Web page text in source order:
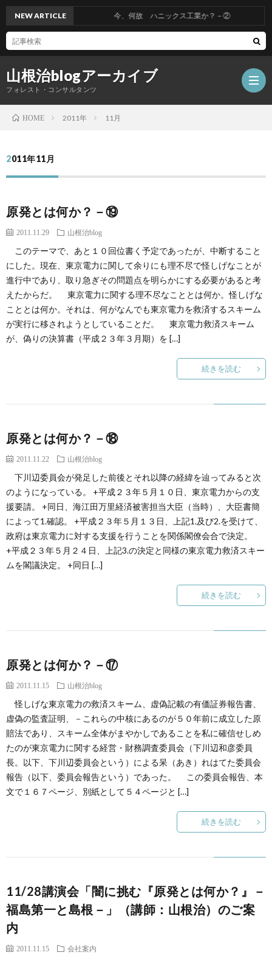
山根治blogアーカイブ
フォレスト・コンサルタンツ
冤
創
る
根
治
blog
会
社
案
NEW ARTICLE 今、何故 ハニックス工業か？－②
HOME 2011年 11月
2011年11月
原発とは何か？－⑲
2011.11.29 山根治blog
このテーマで、あと１０回位書く予定であったが、中断すること
にした。現在、東京電力に関して余りにも理不尽で怪しげなことが
進行中であり、取り急ぎその問題点を明らかにする必要があると考
えたからだ。 東京電力に関する理不尽なこととは何か。怪しげな
こととは何か。それは、何がなんでも東京電力を救済するスキーム
が実行に移されようとしていることだ。 東京電力救済スキーム
が、偽りの決算書（平成２３年３月期）を […]
続きを読む
原発とは何か？－⑱
2011.11.22 山根治blog
下川辺委員会が発足した前後とそれ以降の経緯を辿ってみると次
のようになっている。 +平成２３年５月１０日、東京電力からの支
援要請。 +同日、海江田万里経済被害担当大臣（当時）、大臣書簡
によって1.確認。 +平成２３年５月１３日、上記1.及び2.を受けて、
政府は東京電力に対する支援を行うことを関係閣僚会合で決定。
+平成２３年５月２４日、上記3.の決定と同様の東京電力救済スキー
ムを閣議決定。 +同日 […]
続きを読む
原発とは何か？－⑰
2011.11.15 山根治blog
怪しげな東京電力の救済スキーム、虚偽記載の有価証券報告書、
虚偽の監査証明、－これらの中核にあるのが５０年前に成立した原
賠法であり、スキーム全体がまやかしであることを私に確信せしめ
たのが東京電力に関する経営・財務調査委員会（下川辺和彦委員
長。以下、下川辺委員会という）による呆（あき）れはてた委員会
報告（以下、委員会報告という）であった。 この委員会報告、本
文で１６７ページ、別紙として５４ページと […]
続きを読む
11/28講演会「闇に挑む『原発とは何か？』－
福島第一と島根－」（講師：山根治）のご案
内
2011.11.15 会社案内